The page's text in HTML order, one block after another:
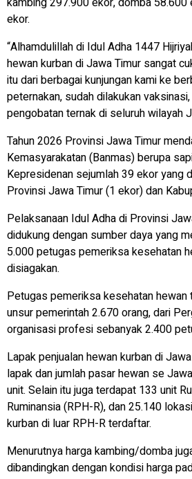
ekor.
“Alhamdulillah di Idul Adha 1447
hewan kurban di Jawa Timur sangat
itu dari berbagai kunjungan kami ke
peternakan, sudah dilakukan
pengobatan ternak di seluruh wilayah
Tahun 2026 Provinsi Jawa Timur
Kemasyarakatan (Banmas) berupa
Kepresidenan sejumlah 39 ekor yang
Provinsi Jawa Timur (1 ekor) dan
Pelaksanaan Idul Adha di Provinsi
didukung dengan sumber daya yang
5.000 petugas pemeriksa kesehatan
disiagakan.
Petugas pemeriksa kesehatan hewan
unsur pemerintah 2.670 orang, dari
organisasi profesi sebanyak 2.400
Lapak penjualan hewan kurban di
lapak dan jumlah pasar hewan se
unit. Selain itu juga terdapat 133 unit
Ruminansia (RPH-R), dan 25.140
kurban di luar RPH-R terdaftar.
Menurutnya harga kambing/domba
dibandingkan dengan kondisi harga